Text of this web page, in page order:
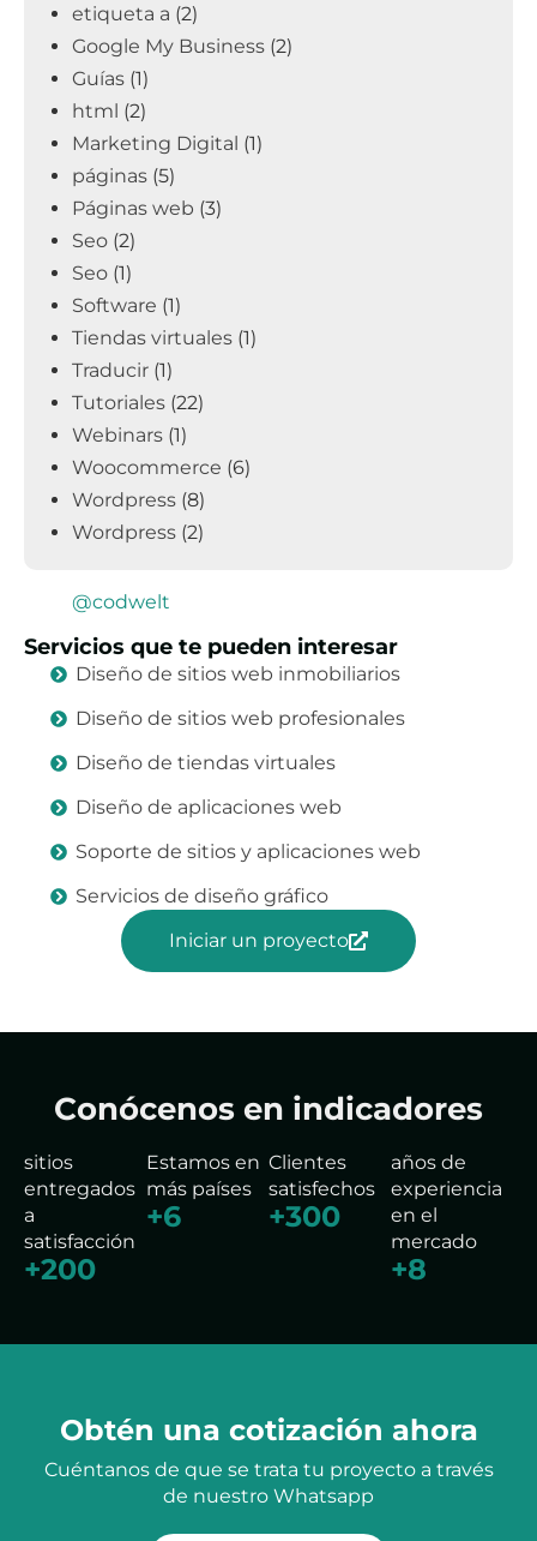
etiqueta a (2)
Google My Business (2)
Guías (1)
html (2)
Marketing Digital (1)
páginas (5)
Páginas web (3)
Seo (2)
Seo (1)
Software (1)
Tiendas virtuales (1)
Traducir (1)
Tutoriales (22)
Webinars (1)
Woocommerce (6)
Wordpress (8)
Wordpress (2)
@codwelt
Servicios que te pueden interesar
Diseño de sitios web inmobiliarios
Diseño de sitios web profesionales
Diseño de tiendas virtuales
Diseño de aplicaciones web
Soporte de sitios y aplicaciones web
Servicios de diseño gráfico
Iniciar un proyecto
Conócenos en indicadores
sitios
entregados
a
satisfacción
+200
Estamos en
más países
+6
Clientes
satisfechos
+300
años de
experiencia
en el
mercado
+8
Obtén una cotización ahora
Cuéntanos de que se trata tu proyecto a través
de nuestro Whatsapp